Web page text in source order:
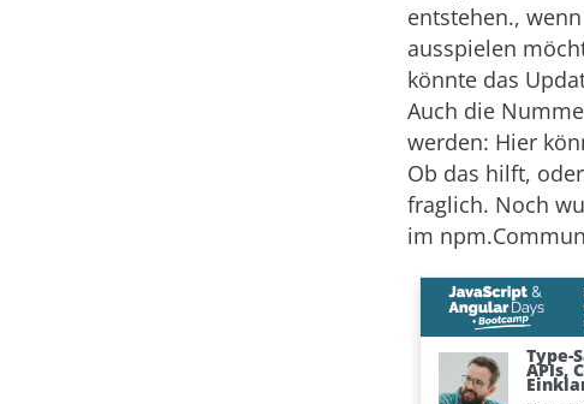
entstehen.,
ausspielen
könnte das
Auch die
werden: Hier
Ob das hilft,
fraglich. Noch
im